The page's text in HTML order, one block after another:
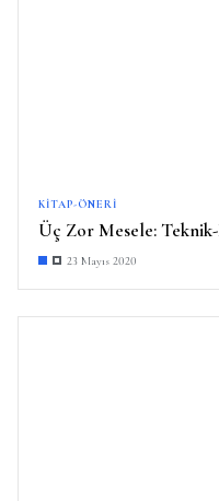
KITAP-ÖNERI
Üç Zor Mesele: Teknik-
23 Mayıs 2020